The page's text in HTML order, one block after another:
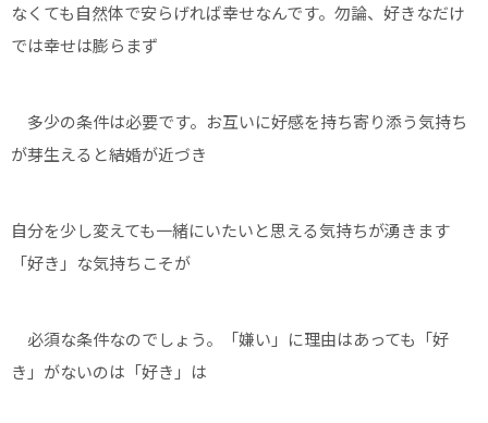
なくても自然体で安らげれば幸せなんです。勿論、好きなだけ
では幸せは膨らまず
多少の条件は必要です。お互いに好感を持ち寄り添う気持ち
が芽生えると結婚が近づき
自分を少し変えても一緒にいたいと思える気持ちが湧きます
「好き」な気持ちこそが
必須な条件なのでしょう。「嫌い」に理由はあっても「好
き」がないのは「好き」は